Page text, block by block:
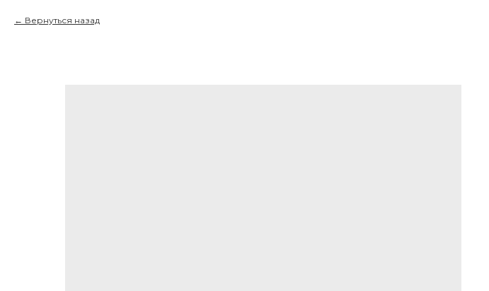
Вернуться назад